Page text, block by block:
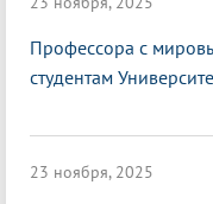
Профессора с
студентам
23 ноября, 2025